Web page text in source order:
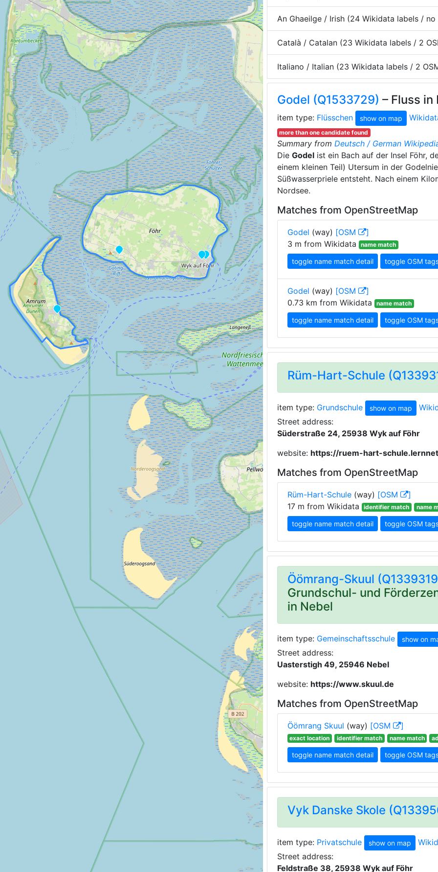
An Ghaeilge / Irish (24 Wikidata labels / no
Català / Catalan (23 Wikidata labels / 2
Italiano / Italian (23 Wikidata labels / 2
Godel (Q1533729) – Fluss
item type: Flüsschen show on map
more than one candidate found
Summary from Deutsch / German
Die Godelist ein Bach auf der Insel Föhr,
einem kleinen Teil) Utersum in der
Süßwasserpriele entsteht. Nach einem
Nordsee.
Matches from OpenStreetMap
Godel (way) [OSM
]
3 m from Wikidata
name match
toggle name match detail toggle OSM
Godel (way) [OSM
]
0.73 km from Wikidata
name match
toggle name match detail toggle OSM
Rüm-Hart-Schule
item type: Grundschule show on map
Street address:
Süderstraße 24, 25938 Wyk auf Föhr
website: https://ruem-hart-
Matches from OpenStreetMap
Rüm-Hart-Schule(way) [OSM
]
17 m from Wikidata
identifier match name
toggle name match detail toggle OSM
Öömrang-Skuul
Grundschul- und
in Nebel
item type: Gemeinschaftsschule show on
Street address:
Uasterstigh 49, 25946 Nebel
website: https://www.skuul.de
Matches from OpenStreetMap
Öömrang Skuul (way) [OSM ]
exact location identifier match name match
toggle name match detail toggle OSM
Vyk Danske Skole
item type: Privatschule show on map
Street address:
Feldstraße 38, 25938 Wyk auf Föhr